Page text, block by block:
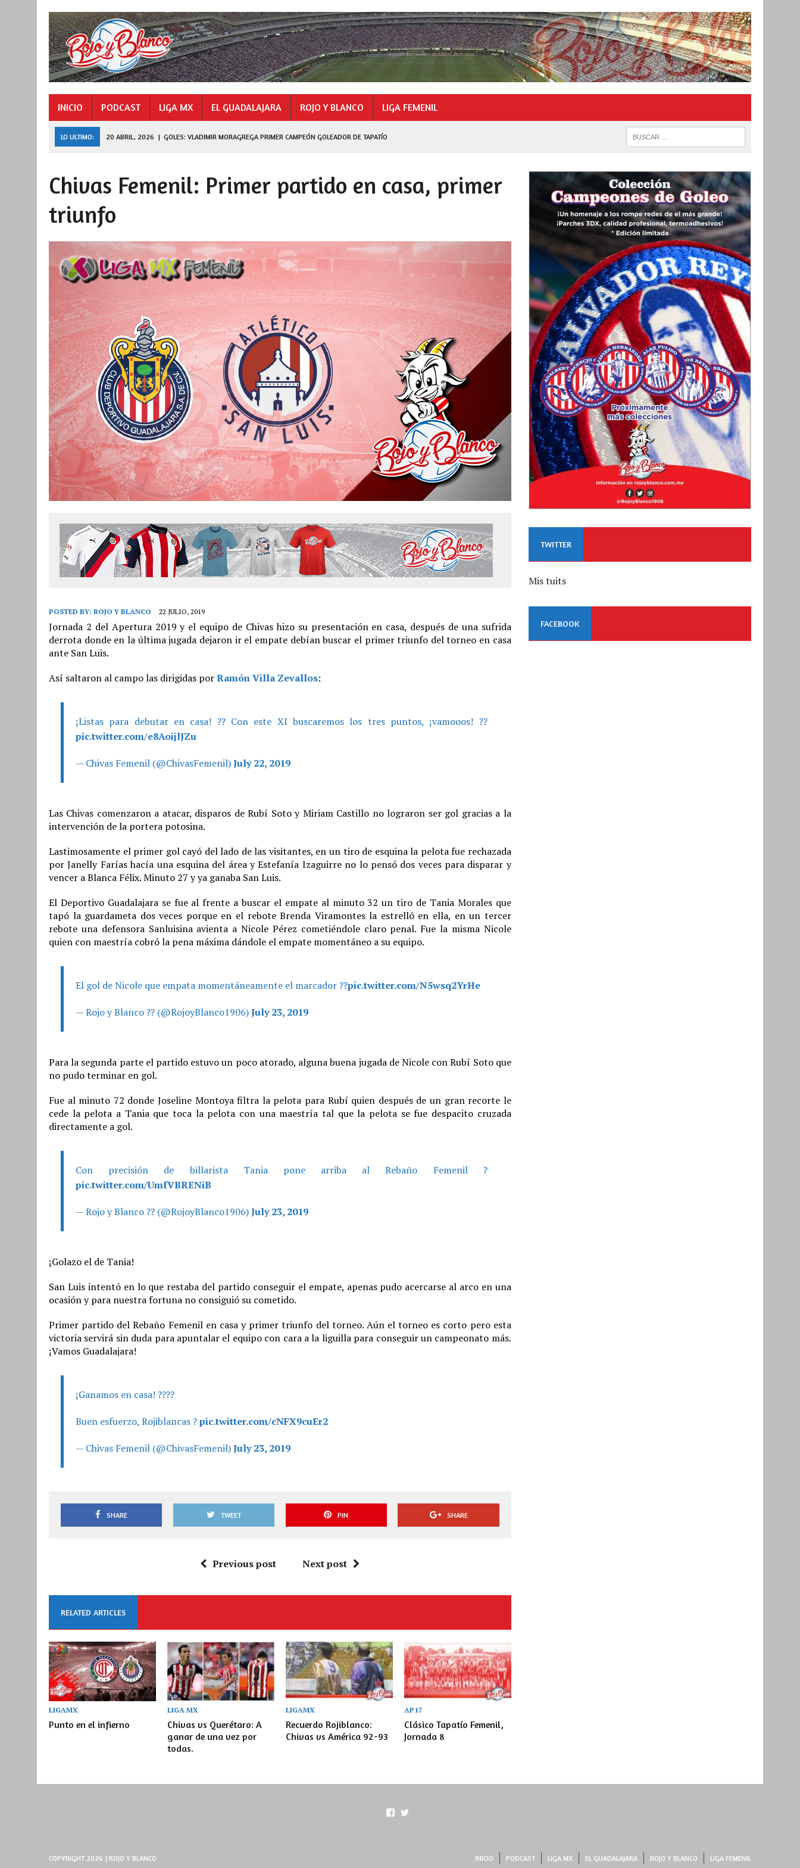
INICIO PODCAST LIGA MX EL GUADALAJARA ROJO Y BLANCO LIGA FEMENIL
LO ULTIMO: 20 ABRIL, 2026 | GOLES: VLADIMIR MORAGREGA PRIMER CAMPEÓN GOLEADOR DE TAPATÍO
27 JULIO, 2026 DE FERRAN A LEAGUES CUP
Chivas Femenil: Primer partido en casa, primer
triunfo
POSTED BY: ROJO Y BLANCO 22 JULIO, 2019
Jornada 2 del Apertura 2019 y el equipo de Chivas hizo su presentación en casa, después de una sufrida
derrota donde en la última jugada dejaron ir el empate debían buscar el primer triunfo del torneo en casa
ante San Luis.
Así saltaron al campo las dirigidas porRamón Villa Zevallos:
¡Listas para debutar en casa! ?? Con este XI buscaremos los tres puntos, ¡vamooos! ??
pic.twitter.com/e8AoijlJZu
— Chivas Femenil (@ChivasFemenil)July 22, 2019
Las Chivas comenzaron a atacar, disparos de Rubí Soto y Miriam Castillo no lograron ser gol gracias a la
intervención de la portera potosina.
Lastimosamente el primer gol cayó del lado de las visitantes, en un tiro de esquina la pelota fue rechazada
por Janelly Farías hacía una esquina del área y Estefanía Izaguirre no lo pensó dos veces para disparar y
vencer a Blanca Félix. Minuto 27 y ya ganaba San Luis.
El Deportivo Guadalajara se fue al frente a buscar el empate al minuto 32 un tiro de Tania Morales que
tapó la guardameta dos veces porque en el rebote Brenda Viramontes la estrelló en ella, en un tercer
rebote una defensora Sanluisina avienta a Nicole Pérez cometiéndole claro penal. Fue la misma Nicole
quien con maestría cobró la pena máxima dándole el empate momentáneo a su equipo.
El gol de Nicole que empata momentáneamente el marcador ??pic.twitter.com/N5wsq2YrHe
— Rojo y Blanco ?? (@RojoyBlanco1906)July 23, 2019
Para la segunda parte el partido estuvo un poco atorado, alguna buena jugada de Nicole con Rubí Soto que
no pudo terminar en gol.
Fue al minuto 72 donde Joseline Montoya filtra la pelota para Rubí quien después de un gran recorte le
cede la pelota a Tania que toca la pelota con una maestría tal que la pelota se fue despacito cruzada
directamente a gol.
Con precisión de billarista Tania pone arriba al Rebaño Femenil ?
pic.twitter.com/UmfVBRENiB
— Rojo y Blanco ?? (@RojoyBlanco1906)July 23, 2019
¡Golazo el de Tania!
San Luis intentó en lo que restaba del partido conseguir el empate, apenas pudo acercarse al arco en una
ocasión y para nuestra fortuna no consiguió su cometido.
Primer partido del Rebaño Femenil en casa y primer triunfo del torneo. Aún el torneo es corto pero esta
victoria servirá sin duda para apuntalar el equipo con cara a la liguilla para conseguir un campeonato más.
¡Vamos Guadalajara!
¡Ganamos en casa! ????
Buen esfuerzo, Rojiblancas ?pic.twitter.com/cNFX9cuEr2
— Chivas Femenil (@ChivasFemenil)July 23, 2019
SHARE TWEET PIN SHARE
Previous post Next post
RELATED ARTICLES
LIGAMX
Punto en el infierno
LIGA MX
Chivas vs Querétaro: A
ganar de una vez por
todas.
LIGAMX
Recuerdo Rojiblanco:
Chivas vs América 92-93
AP17
Clásico Tapatío Femenil,
Jornada 8
TWITTER
Mis tuits
FACEBOOK
Ver
INICIO PODCAST LIGA MX EL GUADALAJARA ROJO Y BLANCO LIGA FEMENIL
COPYRIGHT 2026 | ROJO Y BLANCO